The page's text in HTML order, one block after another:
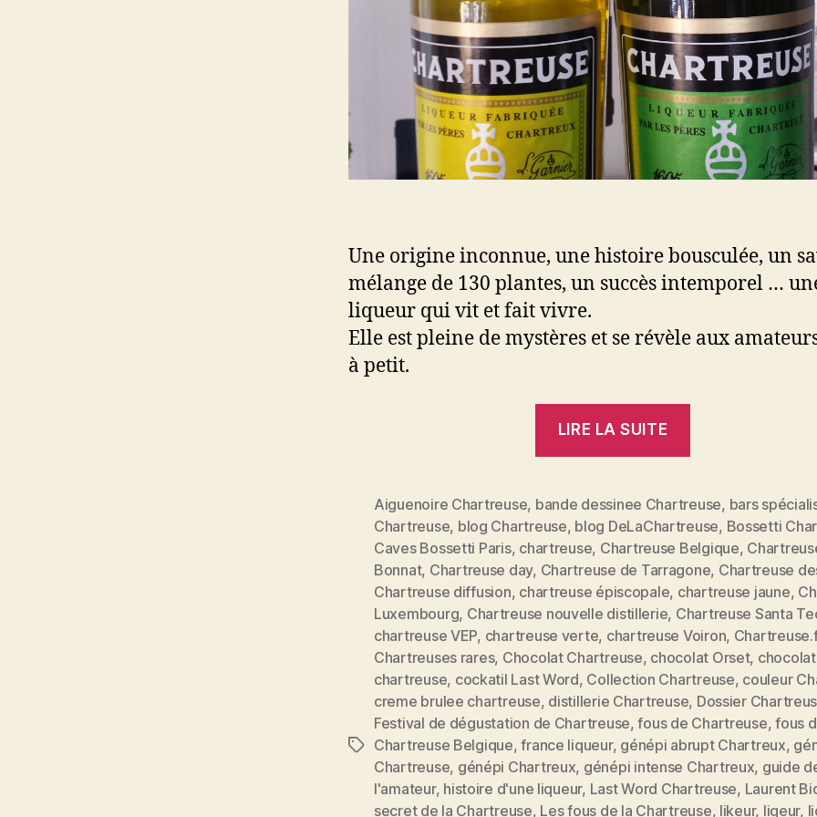
Une origine inconnue, une histoire bousculée, un
mélange de 130 plantes, un succès intemporel …
liqueur qui vit et fait vivre.
Elle est pleine de mystères et se révèle aux
à petit.
LIRE LA SUITE
reine
des
liqueurs
et
véritable
élixir
de
vie »
Étiquettes
Aiguenoire Chartreuse, bande dessinee Chartreuse, bars
Chartreuse, blog Chartreuse, blog DeLaChartreuse, Bossetti
Caves Bossetti Paris, chartreuse, Chartreuse Belgique,
Bonnat, Chartreuse day, Chartreuse de Tarragone, Chartreuse
Chartreuse diffusion, chartreuse épiscopale, chartreuse jaune,
Luxembourg, Chartreuse nouvelle distillerie, Chartreuse Santa
chartreuse VEP, chartreuse verte, chartreuse Voiron,
Chartreuses rares, Chocolat Chartreuse, chocolat Orset,
chartreuse, cockatil Last Word, Collection Chartreuse, couleur
creme brulee chartreuse, distillerie Chartreuse, Dossier
Festival de dégustation de Chartreuse,fous de Chartreuse,fous
Chartreuse Belgique,france liqueur, génépi abrupt Chartreux,
Chartreuse, génépi Chartreux, génépi intense Chartreux, guide
l'amateur, histoire d'une liqueur, Last Word Chartreuse, Laurent
secret de la Chartreuse, Les fous de la Chartreuse, likeur, liqeur,